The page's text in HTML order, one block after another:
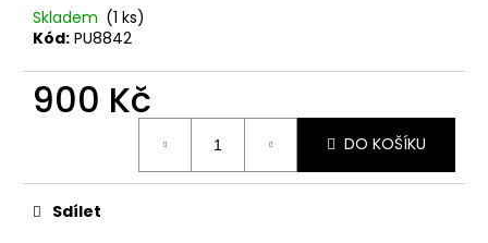
Skladem (1 ks)
Kód: PU8842
900 Kč
DO KOŠÍKU
Sdílet
D
o